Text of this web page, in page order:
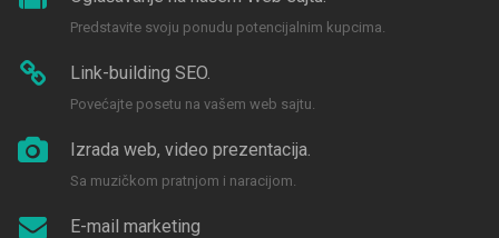
Predstavite svoju ponudu potencijalnim kupcima.
Link-building SEO.
Povećajte posetu na vašem web sajtu.
Izrada web, video prezentacija.
Sa muzičkom pratnjom i naracijom.
E-mail marketing